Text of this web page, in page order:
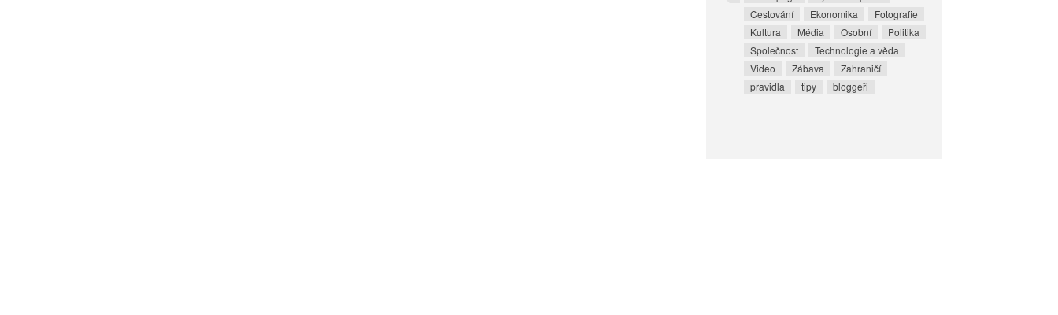
Cestování
Ekonomika
Fotografie
Kultura
Média Osobní
Politika
Společnost
Technologie a věda
Video
Zábava
Zahraničí
pravidla
tipy bloggeři